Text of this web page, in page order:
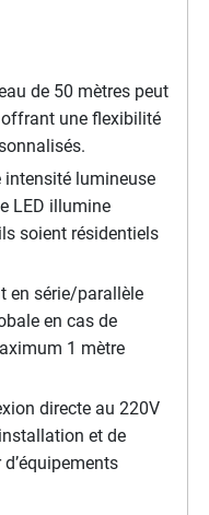
de 50 mètres peut
une flexibilité
intensité lumineuse
LED illumine
soient résidentiels
en série/parallèle
en cas de
1 mètre
directe au 220V
et de